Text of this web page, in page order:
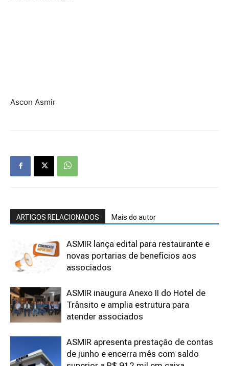
Ascon Asmir
ARTIGOS RELACIONADOS Mais do autor
ASMIR lança edital para restaurante e
novas portarias de benefícios aos
associados
ASMIR inaugura Anexo II do Hotel de
Trânsito e amplia estrutura para
atender associados
ASMIR apresenta prestação de contas
de junho e encerra mês com saldo